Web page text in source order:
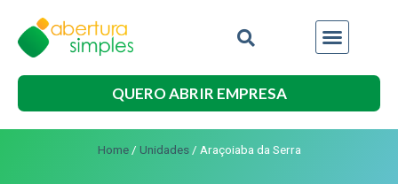
QUERO ABRIR EMPRESA
Home/ Unidades/ Araçoiaba da Serra